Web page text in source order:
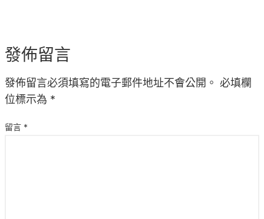
發佈留言
發佈留言必須填寫的電子郵件地址不會公開。 必填欄
位標示為 *
留言 *